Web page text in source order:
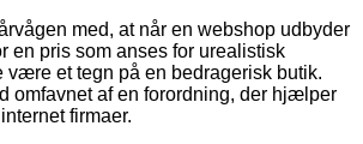
med, at når en webshop udbyder
en pris som anses for urealistisk
være et tegn på en bedragerisk butik.
omfavnet af en forordning, der hjælper
firmaer.